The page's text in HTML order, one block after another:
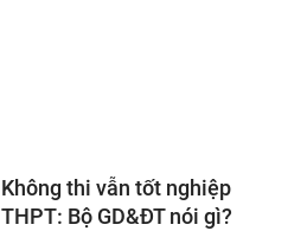
Không thi vẫn tốt nghiệp
THPT: Bộ GD&ĐT nói gì?